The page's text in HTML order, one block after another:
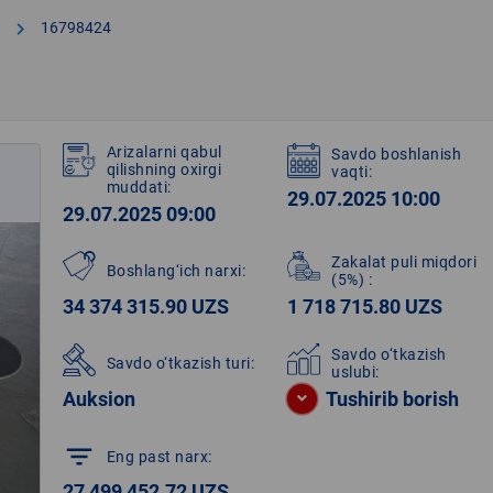
chevron_right 16798424
Arizalarni qabul
qilishning oxirgi
muddati:
29.07.2025 09:00
Savdo boshlanish
vaqti:
29.07.2025 10:00
Boshlang‘ich narxi:
34 374 315.90 UZS
Zakalat puli miqdori
(5%) :
1 718 715.80 UZS
Savdo o‘tkazish turi:
Auksion
Savdo o‘tkazish
uslubi:
Tushirib borish
filter_list Eng past narx: